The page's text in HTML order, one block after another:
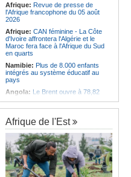
Afrique: Revue de presse de
l'Afrique francophone du 05 août
2026
Afrique: CAN féminine - La Côte
d'Ivoire affrontera l'Algérie et le
Maroc fera face à l'Afrique du Sud
en quarts
Namibie: Plus de 8.000 enfants
intégrés au système éducatif au
pays
Angola: Le Brent ouvre à 78,82
Angola:Une commission présente
son plan d'intervention en cas de
catastrophe à Huambo
Angola:L'IDF renforce l'application
de la loi pour préserver la faune
sauvage
Angola:Les chasseurs angolais
préconisent la numérisation du
Afrique de l'Est